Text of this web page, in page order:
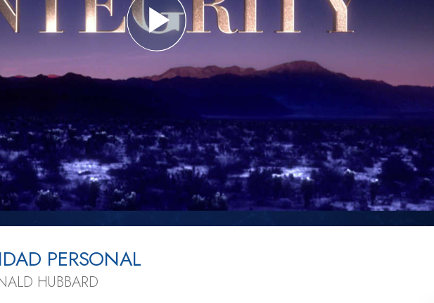
Amor y Odio:
¿Qué es Grandeza?
Ministros Voluntarios de Scientology
PERSONAL
HUBBARD